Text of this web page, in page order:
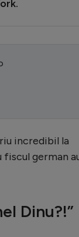
incredibil la
fiscul german
Dinu?!”